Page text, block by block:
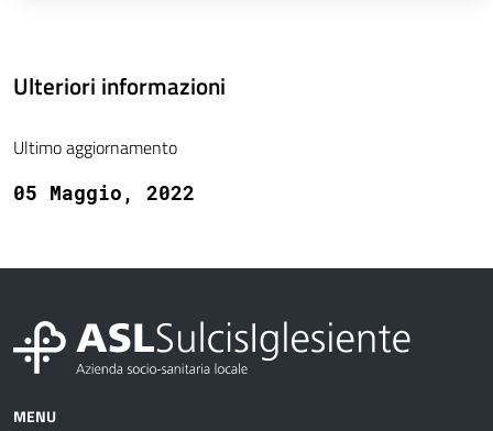
Ulteriori informazioni
Ultimo aggiornamento
05 Maggio, 2022
MENU